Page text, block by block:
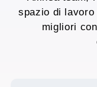
spazio di
migliori